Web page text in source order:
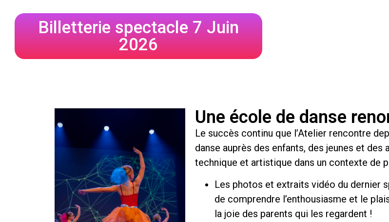
Billetterie spectacle 7 Juin
2026
Une école de danse
Le succès continu que l’Atelier rencontre
danse auprès des enfants, des jeunes et
technique et artistique dans un contexte de
Les photos et extraits vidéo du dernier
de comprendre l’enthousiasme et le
la joie des parents qui les regardent !